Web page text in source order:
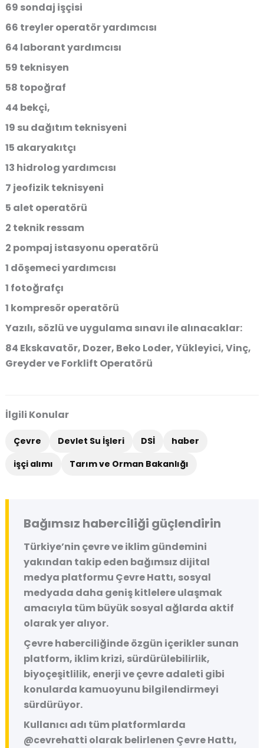
69 sondaj işçisi
66 treyler operatör yardımcısı
64 laborant yardımcısı
59 teknisyen
58 topoğraf
44 bekçi,
19 su dağıtım teknisyeni
15 akaryakıtçı
13 hidrolog yardımcısı
7 jeofizik teknisyeni
5 alet operatörü
2 teknik ressam
2 pompaj istasyonu operatörü
1 döşemeci yardımcısı
1 fotoğrafçı
1 kompresör operatörü
Yazılı, sözlü ve uygulama sınavı ile alınacaklar:
84 Ekskavatör, Dozer, Beko Loder, Yükleyici, Vinç,
Greyder ve Forklift Operatörü
İlgili Konular
Çevre Devlet Su İşleri DSİ
haber
işçi alımı
Tarım ve Orman Bakanlığı
Bağımsız haberciliği güçlendirin
Türkiye’nin çevre ve iklim gündemini
yakından takip eden bağımsız dijital
medya platformu Çevre Hattı, sosyal
medyada daha geniş kitlelere ulaşmak
amacıyla tüm büyük sosyal ağlarda aktif
olarak yer alıyor.
Çevre haberciliğinde özgün içerikler sunan
platform, iklim krizi, sürdürülebilirlik,
biyoçeşitlilik, enerji ve çevre adaleti gibi
konularda kamuoyunu bilgilendirmeyi
sürdürüyor.
Kullanıcı adı tüm platformlarda
@cevrehatti olarak belirlenen Çevre Hattı,